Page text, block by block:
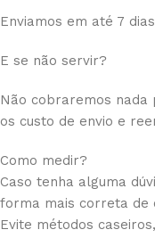
Enviamos em até 7
E se não servir?
Não cobraremos
os custo de envio e
Como medir?
Caso tenha alguma
forma mais correta de
Evite métodos